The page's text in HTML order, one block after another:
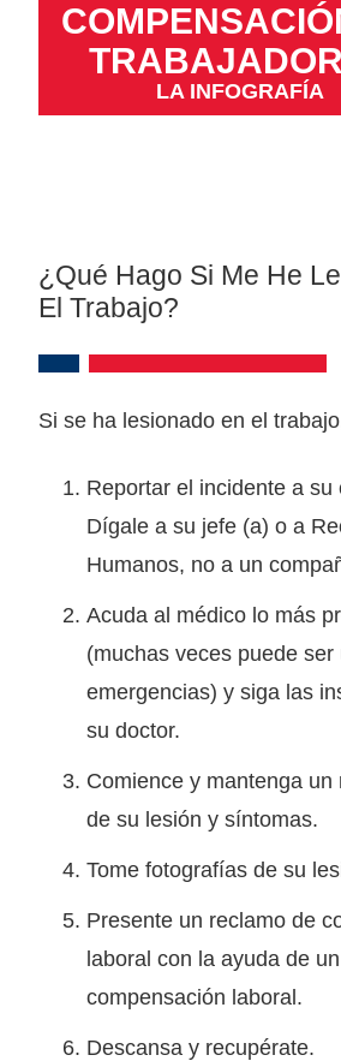
LA INFOGRAFÍA
¿Qué Hago Si Me He
El Trabajo?
Si se ha lesionado en el
Reportar el incidente a su
Dígale a su jefe (a) o a
Humanos, no a un
Acuda al médico lo más
(muchas veces puede
emergencias) y siga las
su doctor.
Comience y mantenga un
de su lesión y síntomas.
Tome fotografías de su
Presente un reclamo de
laboral con la ayuda de
compensación laboral.
Descansa y recupérate.